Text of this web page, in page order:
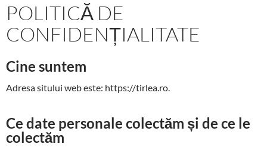
POLITICĂ DE
CONFIDENȚIALITATE
Cine suntem
Adresa sitului web este: https://tirlea.ro.
Ce date personale colectăm și de ce le
colectăm